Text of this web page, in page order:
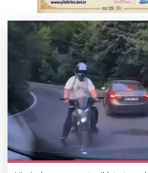
Bursa'da korkutan